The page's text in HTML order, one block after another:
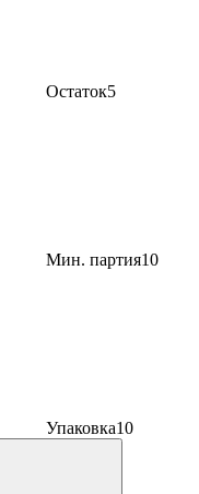
Остаток5
Мин. партия10
Упаковка10